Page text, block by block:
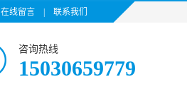
在线留言 联系我们
咨询热线
15030659779